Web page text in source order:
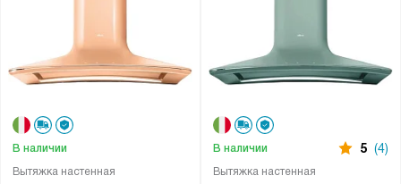
Вытяжка настенная
В наличии
Вытяжка настенная
В наличии 5 (4)